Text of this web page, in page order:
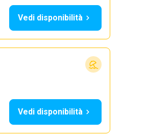
Vedi disponibilità
Vedi disponibilità